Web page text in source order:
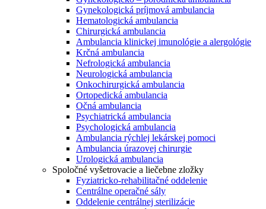
Gynekologická príjmová ambulancia
Hematologická ambulancia
Chirurgická ambulancia
Ambulancia klinickej imunológie a alergológie
Krčná ambulancia
Nefrologická ambulancia
Neurologická ambulancia
Onkochirurgická ambulancia
Ortopedická ambulancia
Očná ambulancia
Psychiatrická ambulancia
Psychologická ambulancia
Ambulancia rýchlej lekárskej pomoci
Ambulancia úrazovej chirurgie
Urologická ambulancia
Spoločné vyšetrovacie a liečebne zložky
Fyziatricko-rehabilitačné oddelenie
Centrálne operačné sály
Oddelenie centrálnej sterilizácie